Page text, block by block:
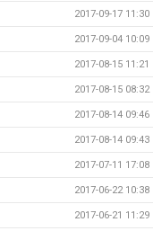
2017-09-17 11:30
2017-09-04 10:09
2017-08-15 11:21
2017-08-15 08:32
2017-08-14 09:46
2017-08-14 09:43
2017-07-11 17:08
2017-06-22 10:38
2017-06-21 11:29